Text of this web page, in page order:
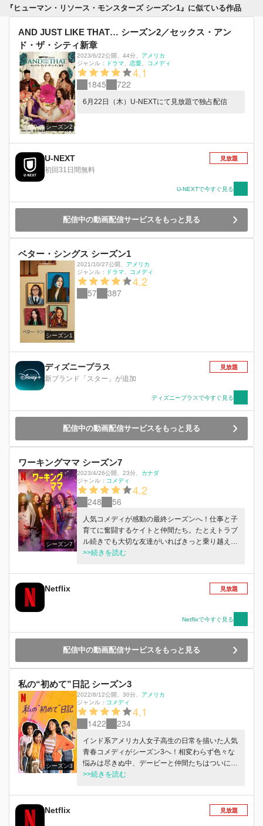
『ヒューマン・リソース・モンスターズ シーズン1』に似ている作品
AND JUST LIKE THAT… シーズン2／セックス・アン
ド・ザ・シティ新章
シーズン2
2023/6/22公開 44分
アメリカ
ジャンル：
ドラマ 恋愛 コメディ
4.1
1845 722
6月22日（木）U-NEXTにて見放題で独占配信
U-NEXT
初回31日間無料
見放題
U-NEXTで今すぐ見る
配信中の動画配信サービスをもっと見る
ベター・シングス シーズン1
シーズン1
2021/10/27公開
アメリカ
ジャンル：
ドラマ コメディ
4.2
57 387
ディズニープラス
新ブランド「スター」が追加
見放題
ディズニープラスで今すぐ見る
配信中の動画配信サービスをもっと見る
ワーキングママ シーズン7
シーズン7
2023/4/26公開 23分
カナダ
ジャンル： コメディ
4.2
248 56
人気コメディが感動の最終シーズンへ！仕事と子
育てに奮闘するケイトと仲間たち。たとえトラブ
ル続きでも大切な友達がいればきっと乗り越えら
れるはず！
>>続きを読む
Netflix 見放題
Netflixで今すぐ見る
配信中の動画配信サービスをもっと見る
私の“初めて”日記 シーズン3
シーズン3
2022/8/12公開 30分
アメリカ
ジャンル： コメディ
4.1
1422 234
インド系アメリカ人女子高生の日常を描いた人気
青春コメディがシーズン3へ！相変わらず色々な
悩みは尽きぬ中、デービーと仲間たちはついに全
員が恋人をゲットへ！？
>>続きを読む
Netflix 見放題